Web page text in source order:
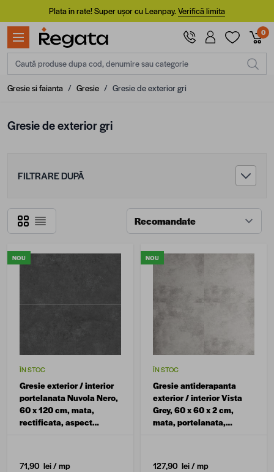
Mergi la ConținutPlata în rate! Super ușor cu Leanpay.Verifică limita
0
Caută produse dupa cod, denumire sau categorie
Gresie si faianta / Gresie / Gresie de exterior gri
Gresie de exterior gri
FILTRARE DUPĂ
Grilă
Listă
NOU
ÎN STOC
Gresie exterior / interior
portelanata Nuvola Nero,
60 x 120 cm, mata,
rectificata, aspect
71,90 lei/ mp
NOU
ÎN STOC
Gresie antiderapanta
exterior / interior Vista
Grey, 60 x 60 x 2 cm,
mata, portelanata,
127,90 lei/ mp